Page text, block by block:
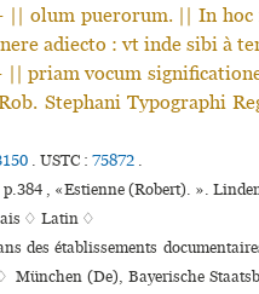
|| olum puerorum. || In hoc
adiecto : vt inde sibi à
|| priam vocum
Stephani Typographi
. USTC : 75872 .
, «Estienne (Robert). ».
♢ Latin ♢
des établissements
München (De), Bayerische